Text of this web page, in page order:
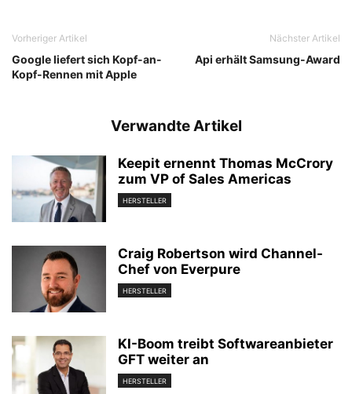
Vorheriger Artikel
Google liefert sich Kopf-an-
Kopf-Rennen mit Apple
Nächster Artikel
Api erhält Samsung-Award
Verwandte Artikel
Keepit ernennt Thomas McCrory
zum VP of Sales Americas
HERSTELLER
Craig Robertson wird Channel-
Chef von Everpure
HERSTELLER
KI-Boom treibt Softwareanbieter
GFT weiter an
HERSTELLER